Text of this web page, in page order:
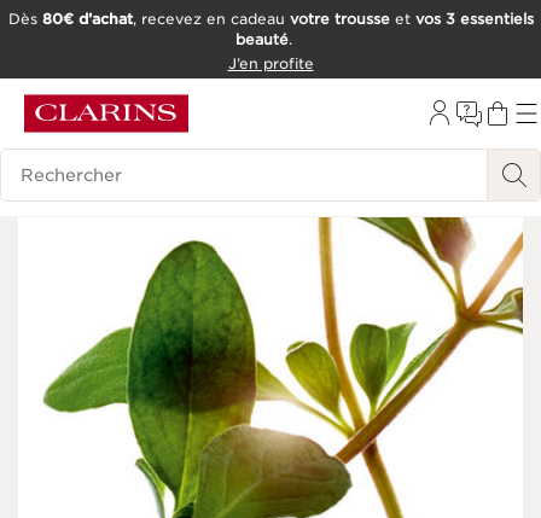
OUTIL D'ACCESSIBILITÉ
Dès 80€ d’achat, recevez en cadeau votre trousseet vos 3 essentiels
beauté.
J’en profite
Historique des recherches